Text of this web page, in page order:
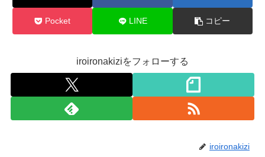
Pocket LINE コピー
iroironakiziをフォローする
iroironakizi